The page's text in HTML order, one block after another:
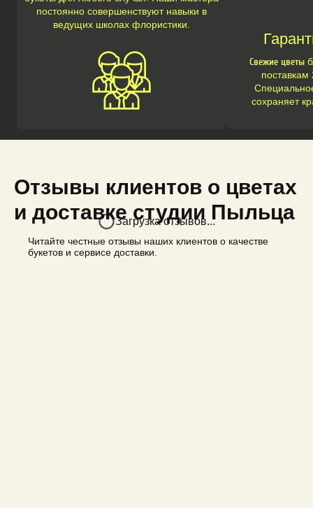
постоянно совершенствуют навыки в
ведущих школах флористики.
Свежие цветы
сохраняет
Отзывы клиентов о цветах
и доставке студии Пыльца
Читайте честные отзывы наших клиентов о качестве
букетов и сервисе доставки.
Загрузка отзывов...